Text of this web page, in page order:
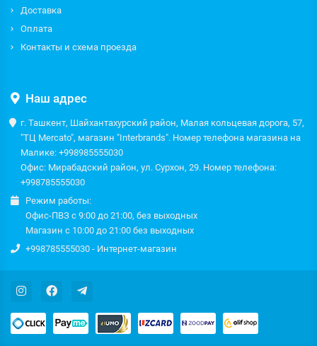
Доставка
Оплата
Контакты и схема проезда
Наш адрес
г. Ташкент, Шайхантахурский район, Малая кольцевая дорога, 57,
"ТЦ Mercato", магазин "Interbrands". Номер телефона магазина на
Малике: +998985555030
Офис: Мирабадский район, ул. Сурхон, 29. Номер телефона:
+998785555030
Режим работы:
Офис-ПВЗ с 9:00 до 21:00, без выходных
Магазин с 10:00 до 21:00 без выходных
+998785555030 - Интернет-магазин